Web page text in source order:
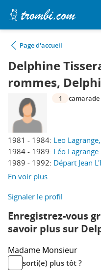
Page d'accueil
Delphine
rommes,
1981 - 1984: Leo
1984 - 1989: Léo
1989 - 1992: Départ Jean
En voir plus
1 camarade
Signaler le profil
Enregistrez-vous
savoir plus sur
Madame Monsieur
sorti(e) plus tôt ?